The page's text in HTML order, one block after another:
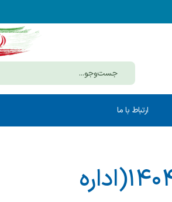
ارتباط با ما
نشست های آموزشی ادارات مرکز سال ۱۴۰۴(اداره